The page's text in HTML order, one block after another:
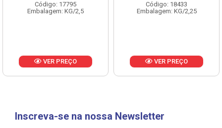
Código: 17795
Embalagem: KG/2,5
VER PREÇO
Código: 18433
Embalagem: KG/2,25
VER PREÇO
Inscreva-se na nossa Newsletter